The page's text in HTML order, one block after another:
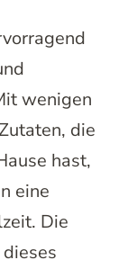
wenigen
die
hast,
eine
Die